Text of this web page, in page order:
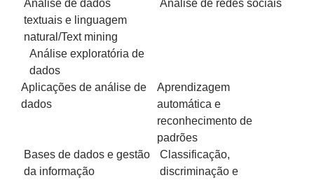
Análise de dados
textuais e linguagem
natural/Text mining
Análise de redes sociais
Análise exploratória de
dados
Aplicações de análise de
dados
Aprendizagem
automática e
reconhecimento de
padrões
Bases de dados e gestão
da informação
Classificação,
discriminação e